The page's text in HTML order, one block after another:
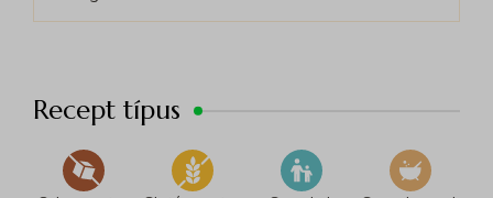
kategóriák
Recept típus